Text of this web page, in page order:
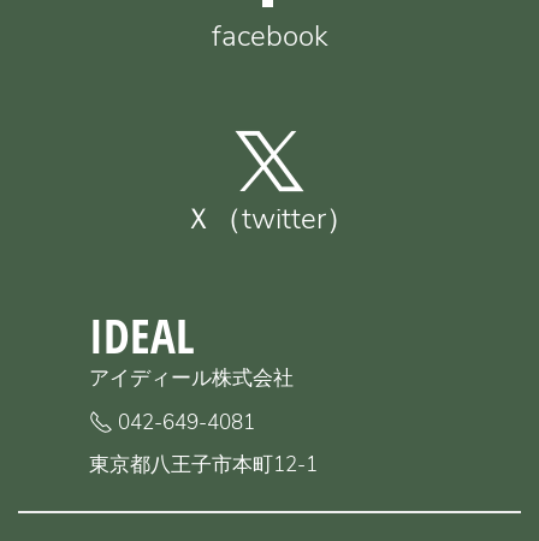
facebook
Ｘ（twitter）
IDEAL
アイディール株式会社
042-649-4081
東京都八王子市本町12-1